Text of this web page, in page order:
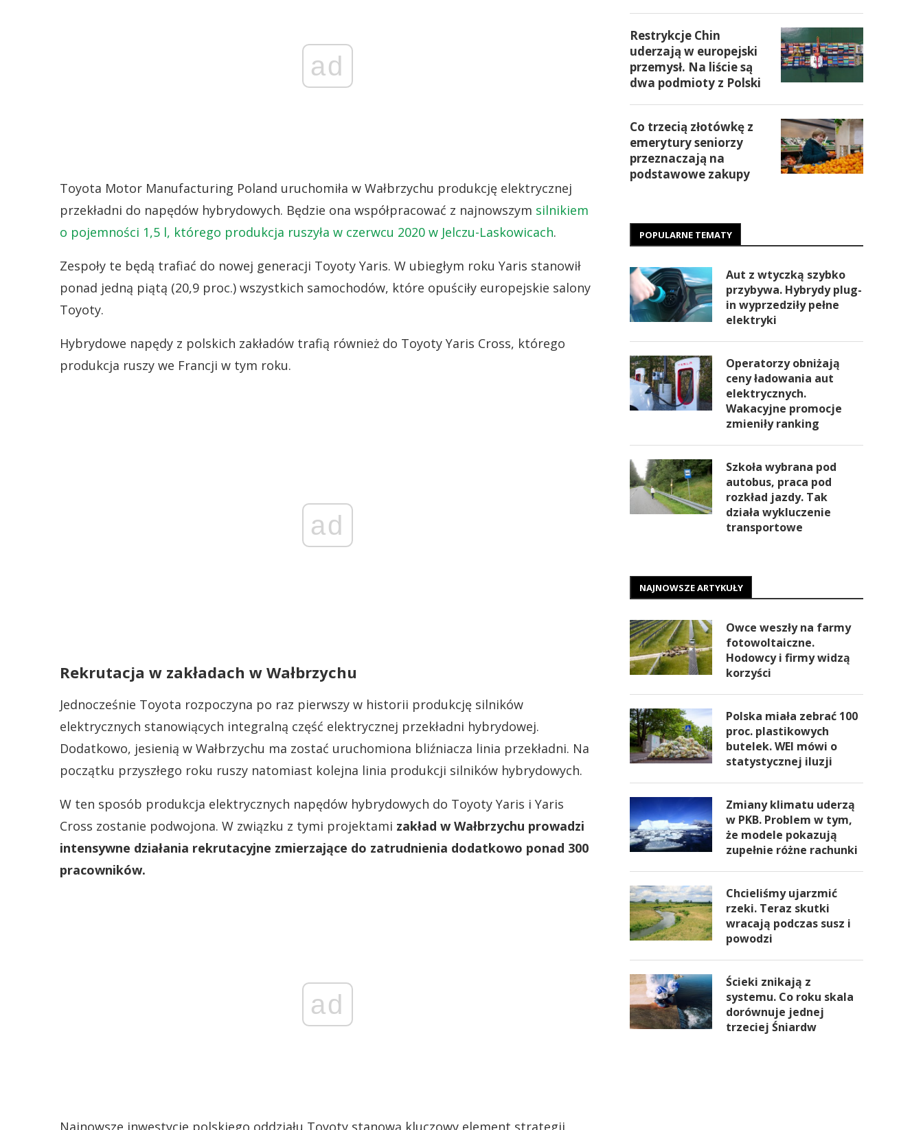
ad
Toyota Motor Manufacturing Poland uruchomiła w Wałbrzychu produkcję elektrycznej
przekładni do napędów hybrydowych. Będzie ona współpracować z najnowszym silnikiem
o pojemności 1,5 l, którego produkcja ruszyła w czerwcu 2020 w Jelczu-Laskowicach.
Zespoły te będą trafiać do nowej generacji Toyoty Yaris. W ubiegłym roku Yaris stanowił
ponad jedną piątą (20,9 proc.) wszystkich samochodów, które opuściły europejskie salony
Toyoty.
Hybrydowe napędy z polskich zakładów trafią również do Toyoty Yaris Cross, którego
produkcja ruszy we Francji w tym roku.
ad
Rekrutacja w zakładach w Wałbrzychu
Jednocześnie Toyota rozpoczyna po raz pierwszy w historii produkcję silników
elektrycznych stanowiących integralną część elektrycznej przekładni hybrydowej.
Dodatkowo, jesienią w Wałbrzychu ma zostać uruchomiona bliźniacza linia przekładni. Na
początku przyszłego roku ruszy natomiast kolejna linia produkcji silników hybrydowych.
W ten sposób produkcja elektrycznych napędów hybrydowych do Toyoty Yaris i Yaris
Cross zostanie podwojona. W związku z tymi projektami zakład w Wałbrzychu prowadzi
intensywne działania rekrutacyjne zmierzające do zatrudnienia dodatkowo ponad 300
pracowników.
ad
Najnowsze inwestycje polskiego oddziału Toyoty stanową kluczowy element strategii
Restrykcje Chin
uderzają w europejski
przemysł. Na liście są
dwa podmioty z Polski
Co trzecią złotówkę z
emerytury seniorzy
przeznaczają na
podstawowe zakupy
POPULARNE TEMATY
Aut z wtyczką szybko
przybywa. Hybrydy plug-
in wyprzedziły pełne
elektryki
Operatorzy obniżają
ceny ładowania aut
elektrycznych.
Wakacyjne promocje
zmieniły ranking
Szkoła wybrana pod
autobus, praca pod
rozkład jazdy. Tak
działa wykluczenie
transportowe
NAJNOWSZE ARTYKUŁY
Owce weszły na farmy
fotowoltaiczne.
Hodowcy i firmy widzą
korzyści
Polska miała zebrać 100
proc. plastikowych
butelek. WEI mówi o
statystycznej iluzji
Zmiany klimatu uderzą
w PKB. Problem w tym,
że modele pokazują
zupełnie różne rachunki
Chcieliśmy ujarzmić
rzeki. Teraz skutki
wracają podczas susz i
powodzi
Ścieki znikają z
systemu. Co roku skala
dorównuje jednej
trzeciej Śniardw